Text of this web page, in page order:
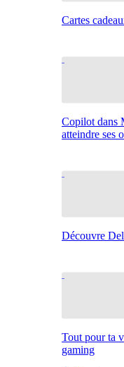
Cartes
Copilot dans
atteindre ses
Découvre
Tout pour ta
gaming